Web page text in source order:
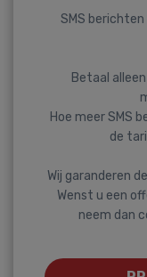
SMS
Betaal
Hoe meer SMS
de
Wij garanderen
Wenst u een
neem dan